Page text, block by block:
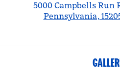
5000 Campbells Run
Pennsylvania,